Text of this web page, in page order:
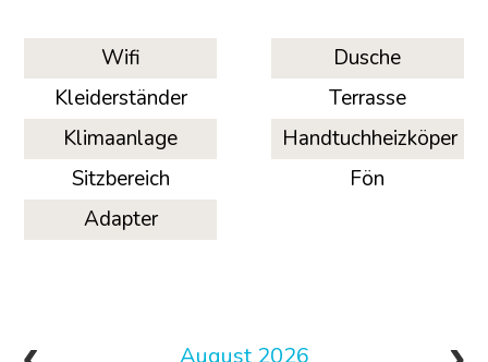
Wifi
Kleiderständer
Klimaanlage
Sitzbereich
Adapter
Dusche
Terrasse
Handtuchheizköper
Fön
August 2026